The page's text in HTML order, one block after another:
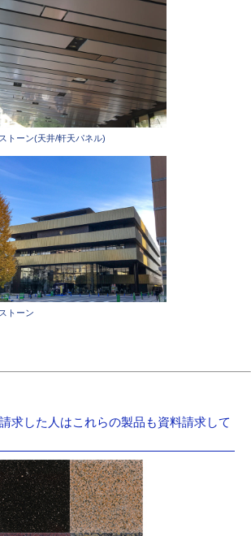
トーン(天井/軒天パネル)
トーン
求した人はこれらの製品も資料請求して